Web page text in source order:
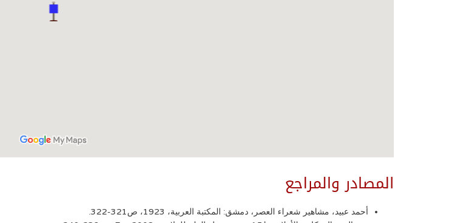
المصادر والمراجع
أحمد عبيد، مشاهير شعراء العصر، دمشق: المكتبة العربية، 1923، ص321-322.